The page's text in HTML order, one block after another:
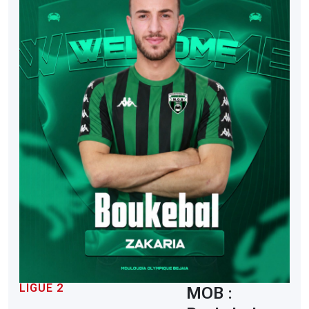
LIGUE 2
MOB :